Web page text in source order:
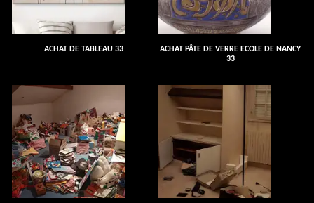
ACHAT DE TABLEAU 33
ACHAT PÂTE DE VERRE ECOLE DE NANCY
33